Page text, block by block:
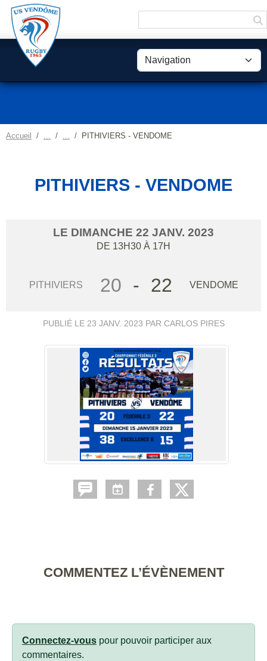
Accueil PITHIVIERS - VENDOME
PITHIVIERS - VENDOME
LE DIMANCHE 22 JANV. 2023
DE 13H30 À 17H
PITHIVIERS 20 - 22 VENDOME
PUBLIÉ LE 23 JANV. 2023 PAR CARLOS PIRES
COMMENTEZ L’ÉVÈNEMENT
Connectez-vous pour pouvoir participer aux
commentaires.
Panneau de gestion des cookies